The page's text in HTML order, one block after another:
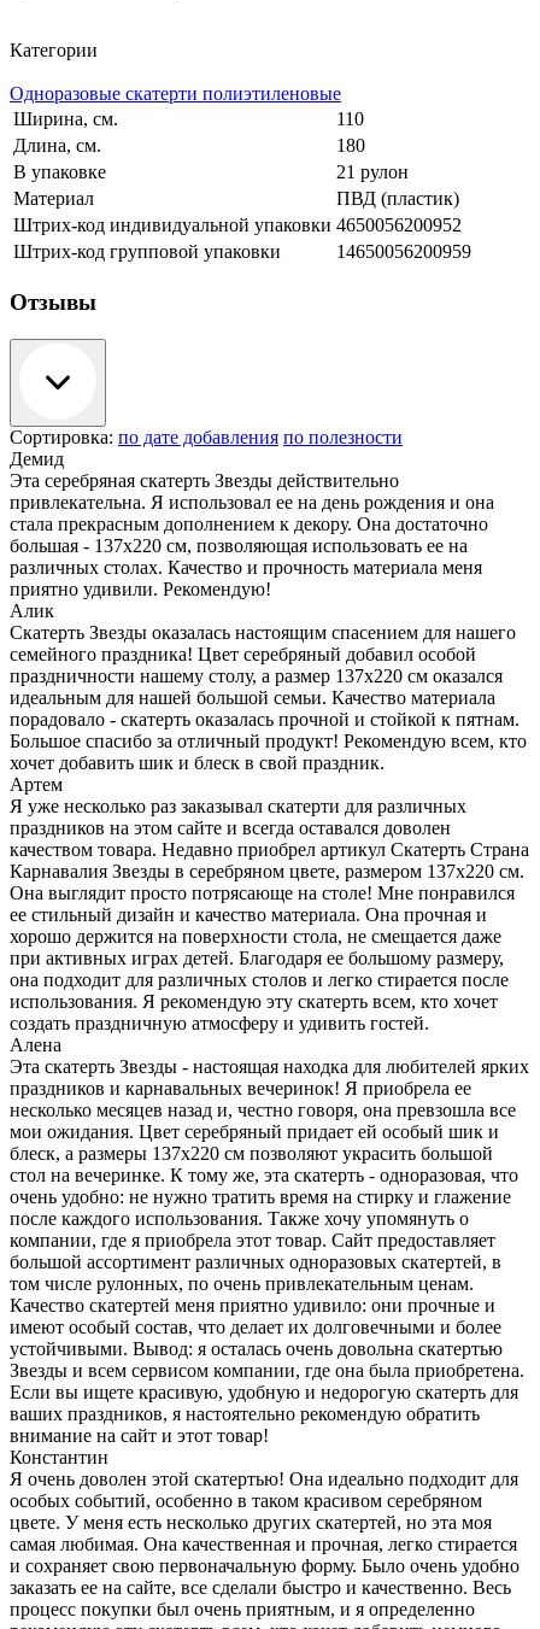
Категории
Одноразовые скатерти полиэтиленовые
Ширина, см.
110
Длина, см.
180
В упаковке
21 рулон
Материал
ПВД (пластик)
Штрих-код индивидуальной упаковки 4650056200952
Штрих-код групповой упаковки
14650056200959
Отзывы
Сортировка: по дате добавления по полезности
Демид
Эта серебряная скатерть Звезды действительно
привлекательна. Я использовал ее на день рождения и она
стала прекрасным дополнением к декору. Она достаточно
большая - 137х220 см, позволяющая использовать ее на
различных столах. Качество и прочность материала меня
приятно удивили. Рекомендую!
Алик
Скатерть Звезды оказалась настоящим спасением для нашего
семейного праздника! Цвет серебряный добавил особой
праздничности нашему столу, а размер 137х220 см оказался
идеальным для нашей большой семьи. Качество материала
порадовало - скатерть оказалась прочной и стойкой к пятнам.
Большое спасибо за отличный продукт! Рекомендую всем, кто
хочет добавить шик и блеск в свой праздник.
Артем
Я уже несколько раз заказывал скатерти для различных
праздников на этом сайте и всегда оставался доволен
качеством товара. Недавно приобрел артикул Скатерть Страна
Карнавалия Звезды в серебряном цвете, размером 137х220 см.
Она выглядит просто потрясающе на столе! Мне понравился
ее стильный дизайн и качество материала. Она прочная и
хорошо держится на поверхности стола, не смещается даже
при активных играх детей. Благодаря ее большому размеру,
она подходит для различных столов и легко стирается после
использования. Я рекомендую эту скатерть всем, кто хочет
создать праздничную атмосферу и удивить гостей.
Алена
Эта скатерть Звезды - настоящая находка для любителей ярких
праздников и карнавальных вечеринок! Я приобрела ее
несколько месяцев назад и, честно говоря, она превзошла все
мои ожидания. Цвет серебряный придает ей особый шик и
блеск, а размеры 137х220 см позволяют украсить большой
стол на вечеринке. К тому же, эта скатерть - одноразовая, что
очень удобно: не нужно тратить время на стирку и глажение
после каждого использования. Также хочу упомянуть о
компании, где я приобрела этот товар. Сайт предоставляет
большой ассортимент различных одноразовых скатертей, в
том числе рулонных, по очень привлекательным ценам.
Качество скатертей меня приятно удивило: они прочные и
имеют особый состав, что делает их долговечными и более
устойчивыми. Вывод: я осталась очень довольна скатертью
Звезды и всем сервисом компании, где она была приобретена.
Если вы ищете красивую, удобную и недорогую скатерть для
ваших праздников, я настоятельно рекомендую обратить
внимание на сайт и этот товар!
Константин
Я очень доволен этой скатертью! Она идеально подходит для
особых событий, особенно в таком красивом серебряном
цвете. У меня есть несколько других скатертей, но эта моя
самая любимая. Она качественная и прочная, легко стирается
и сохраняет свою первоначальную форму. Было очень удобно
заказать ее на сайте, все сделали быстро и качественно. Весь
процесс покупки был очень приятным, и я определенно